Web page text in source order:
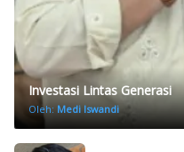
Investasi Lintas Generasi
Oleh: Medi Iswandi